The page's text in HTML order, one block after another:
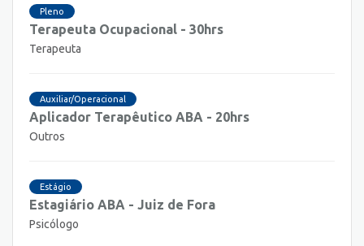
Pleno
Terapeuta Ocupacional - 30hrs
Terapeuta
Auxiliar/Operacional
Aplicador Terapêutico ABA - 20hrs
Outros
Estágio
Estagiário ABA - Juiz de Fora
Psicólogo